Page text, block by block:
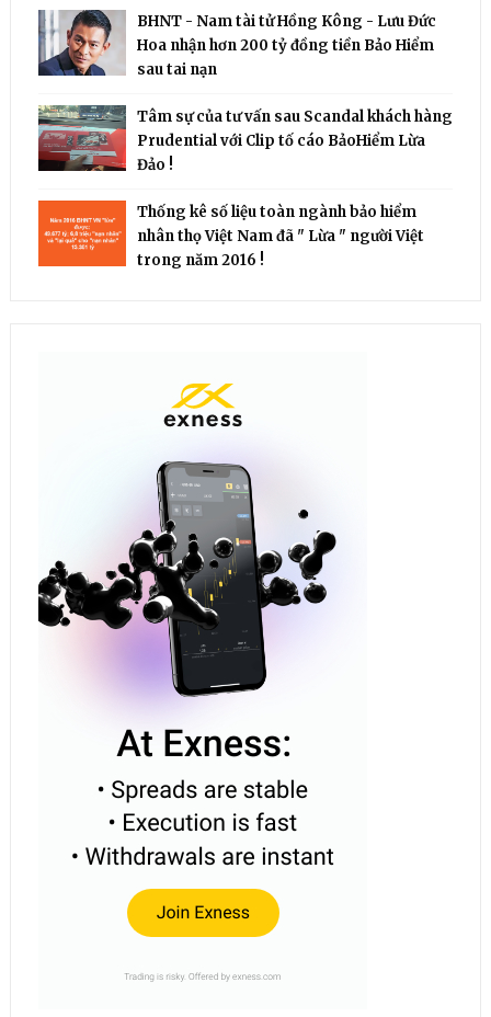
BHNT - Nam tài tử Hồng Kông - Lưu Đức
Hoa nhận hơn 200 tỷ đồng tiền Bảo Hiểm
sau tai nạn
Tâm sự của tư vấn sau Scandal khách hàng
Prudential với Clip tố cáo BảoHiểm Lừa
Đảo !
Thống kê số liệu toàn ngành bảo hiểm
nhân thọ Việt Nam đã " Lừa " người Việt
trong năm 2016 !